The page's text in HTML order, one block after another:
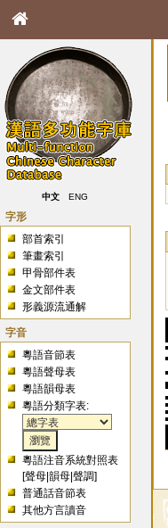
中文 ENG
字形
部首索引
筆畫索引
甲骨部件表
金文部件表
形義源流通解
字音
粵語音節表
粵語聲母表
粵語韻母表
粵語分類字表:
粵語注音系統對照表
[聲母 |韻母 |聲調]
普通話音節表
其他方言讀音